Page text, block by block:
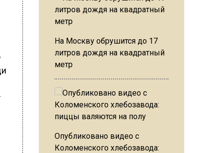
На Москву обрушится до 17
литров дождя на квадратный
метр
Опубликовано видео с
Коломенского хлебозавода: